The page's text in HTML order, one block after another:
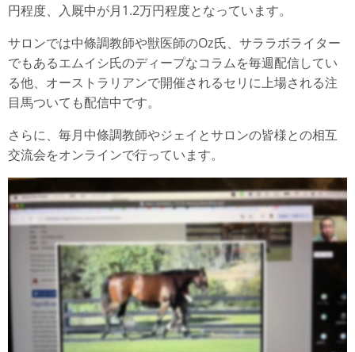
円程度、入厩中が月1.2万円程度となっています。
サロンでは中條調教師や獣医師のOz氏、サララボライター
でもあるエムイシ氏のディープなコラムを毎週配信してい
る他、オーストラリアンで開催されるセリに上場される注
目馬ついても配信中です。
さらに、毎月中條調教師やジェイとサロンの皆様との相互
交流会をオンラインで行っています。